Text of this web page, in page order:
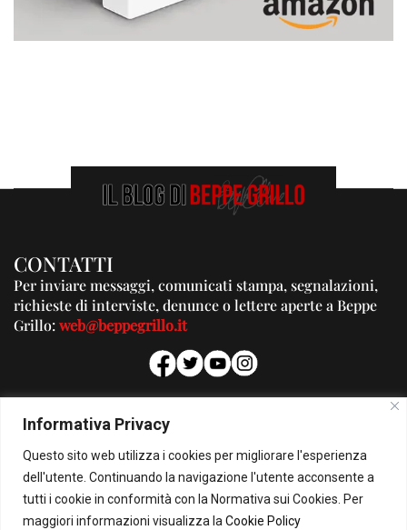
Informativa Privacy
Questo sito web utilizza i cookies per migliorare l'esperienza
dell'utente. Continuando la navigazione l'utente acconsente a
tutti i cookie in conformità con la Normativa sui Cookies. Per
maggiori informazioni visualizza la Cookie Policy
CONTATTI
Per inviare messaggi, comunicati stampa, segnalazioni,
richieste di interviste, denunce o lettere aperte a Beppe
Grillo:web@beppegrillo.it
PUBBLICITA'
Per la tua pubblicità su questo Blog:
pubblicita@beppegrillo.it